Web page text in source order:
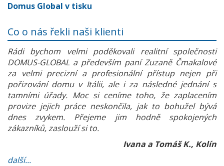
Domus Global v tisku
Co o nás řekli naši klienti
Rádi bychom velmi poděkovali realitní společnosti
DOMUS-GLOBAL a především paní Zuzaně Čmakalové
za velmi precizní a profesionální přístup nejen při
pořizování domu v Itálii, ale i za následné jednání s
tamními úřady. Moc si ceníme toho, že zaplacením
provize jejich práce neskončila, jak to bohužel bývá
dnes zvykem. Přejeme jim hodně spokojených
zákazníků, zaslouží si to.
Ivana a Tomáš K., Kolín
další...